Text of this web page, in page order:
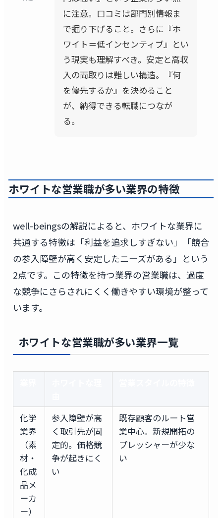
に注意。口コミは部門別情報ま
で掘り下げること。さらに『ホ
ワイト＝低インセンティブ』とい
う現実も理解すべき。安定と高収
入の両取りは難しい構造。『何
を優先するか』を決めること
が、納得できる転職につなが
る。
ホワイトな営業職が多い業界の特徴
well-beingsの解説によると、ホワイトな業界に
共通する特徴は「利益を追求しすぎない」「競合
の参入障壁が高く安定したニーズがある」という
2点です。この特徴を持つ業界の営業職は、過度
な競争にさらされにくく働きやすい環境が整って
います。
ホワイトな営業職が多い業界一覧
化学
業界
（素
材・
化成
品メ
ーカ
ー）
参入障壁が高
く取引先が固
定的。価格競
争が起きにく
い
既存顧客のルート営
業中心。新規開拓の
プレッシャーが少な
い